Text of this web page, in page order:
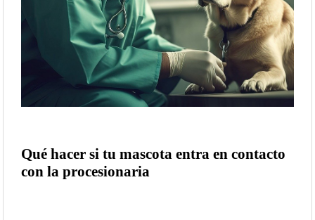
Qué hacer si tu mascota entra en contacto
con la procesionaria